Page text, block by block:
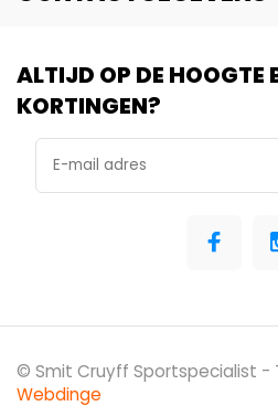
ALTIJD OP DE HOOGTE
KORTINGEN?
© Smit Cruyff Sportspecialist -
Webdinge